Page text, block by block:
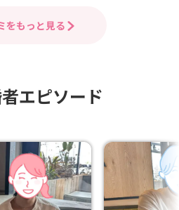
合いそうな方
い！その気持
色々と相談し
婚したので、
ち
して悩んだこと
日楽しい日々を
ようか迷って
ん所で登録し
をもっと見る
エピソード